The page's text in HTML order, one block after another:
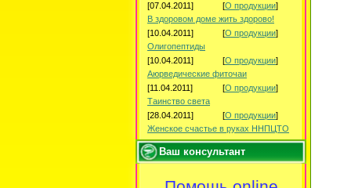
[07.04.2011]
[О продукции]
В здоровом доме жить здорово!
[10.04.2011]
[О продукции]
Олигопептиды
[10.04.2011]
[О продукции]
Аюрведические фиточаи
[11.04.2011]
[О продукции]
Таинство света
[28.04.2011]
[О продукции]
Женское счастье в руках ННПЦТО
Ваш консультант